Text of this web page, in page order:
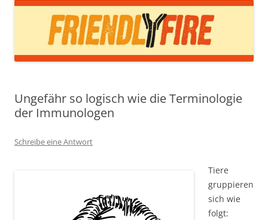
Ungefähr so logisch wie die Terminologie
der Immunologen
Schreibe eine Antwort
Tiere
gruppieren
sich wie
folgt: